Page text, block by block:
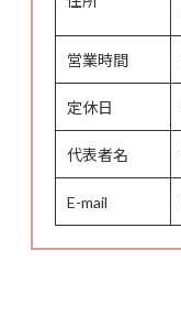
営業時間
定休日
代表者名
E-mail